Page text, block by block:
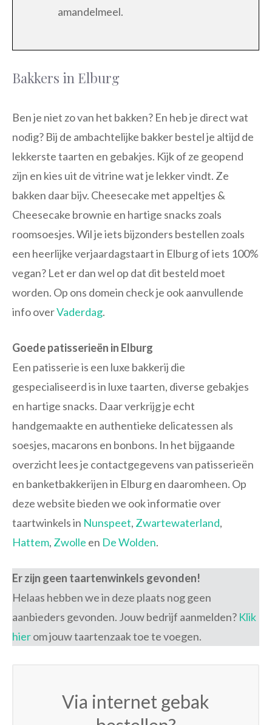
amandelmeel.
Bakkers in Elburg
Ben je niet zo van het bakken? En heb je direct wat
nodig? Bij de ambachtelijke bakker bestel je altijd de
lekkerste taarten en gebakjes. Kijk of ze geopend
zijn en kies uit de vitrine wat je lekker vindt. Ze
bakken daar bijv. Cheesecake met appeltjes &
Cheesecake brownie en hartige snacks zoals
roomsoesjes. Wil je iets bijzonders bestellen zoals
een heerlijke verjaardagstaart in Elburg of iets 100%
vegan? Let er dan wel op dat dit besteld moet
worden. Op ons domein check je ook aanvullende
info overVaderdag.
Goede patisserieën in Elburg
Een patisserie is een luxe bakkerij die
gespecialiseerd is in luxe taarten, diverse gebakjes
en hartige snacks. Daar verkrijg je echt
handgemaakte en authentieke delicatessen als
soesjes, macarons en bonbons. In het bijgaande
overzicht lees je contactgegevens van patisserieën
en banketbakkerijen in Elburg en daaromheen. Op
deze website bieden we ook informatie over
taartwinkels in Nunspeet, Zwartewaterland,
Hattem, Zwolle en De Wolden.
Er zijn geen taartenwinkels gevonden!
Helaas hebben we in deze plaats nog geen
aanbieders gevonden. Jouw bedrijf aanmelden? Klik
hierom jouw taartenzaak toe te voegen.
Via internet gebak